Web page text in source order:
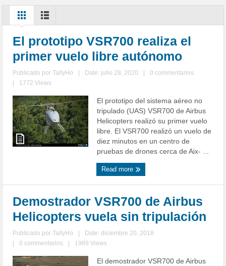
El prototipo VSR700 realiza el
primer vuelo libre autónomo
Publicado porTallyHo Date: julio 28, 2020
0 commentarios
1772 Views
El prototipo del sistema aéreo no
tripulado (UAS) VSR700 de Airbus
Helicopters realizó su primer vuelo
libre. El VSR700 realizó un vuelo de
diez minutos en un centro de
pruebas de drones cerca de Aix- ...
Read more
Demostrador VSR700 de Airbus
Helicopters vuela sin tripulación
Publicado porTallyHo
Date: diciembre 20, 2018
0 commentarios 1989 Views
El demostrador VSR700 de Airbus